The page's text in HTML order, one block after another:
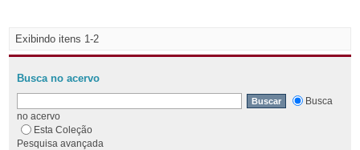
Exibindo itens 1-2
Busca no acervo
Busca
no acervo
Esta Coleção
Pesquisa avançada